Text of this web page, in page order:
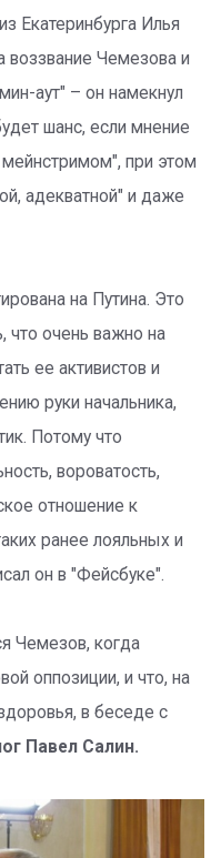
Екатеринбурга Илья
воззвание Чемезова и
аут" – он намекнул
шанс, если мнение
при этом
адекватной" и даже
на Путина. Это
что очень важно на
ее активистов и
руки начальника,
Потому что
вороватость,
отношение к
ранее лояльных и
он в "Фейсбуке".
Чемезов, когда
оппозиции, и что, на
в беседе с
Павел Салин.